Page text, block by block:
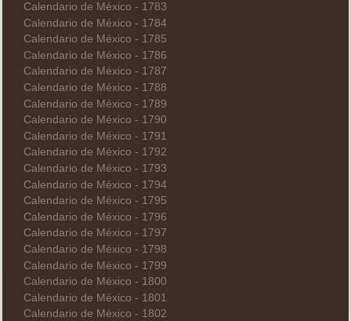
Calendario de México - 1783
Calendario de México - 1784
Calendario de México - 1785
Calendario de México - 1786
Calendario de México - 1787
Calendario de México - 1788
Calendario de México - 1789
Calendario de México - 1790
Calendario de México - 1791
Calendario de México - 1792
Calendario de México - 1793
Calendario de México - 1794
Calendario de México - 1795
Calendario de México - 1796
Calendario de México - 1797
Calendario de México - 1798
Calendario de México - 1799
Calendario de México - 1800
Calendario de México - 1801
Calendario de México - 1802